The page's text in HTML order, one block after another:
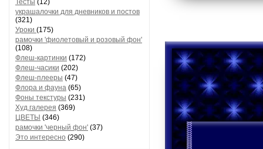
Тесты (12)
украшалочки для дневников и постов
(321)
Уроки (175)
рамочки 'фиолетовый и розовый фон'
(108)
Флеш-картинки (172)
Флеш-часики (202)
Флеш-плееры (47)
Флора и фауна (65)
Фоны текстуры (231)
Худ.галерея (369)
ЦВЕТЫ (346)
рамочки 'черный фон' (37)
Это интересно (290)